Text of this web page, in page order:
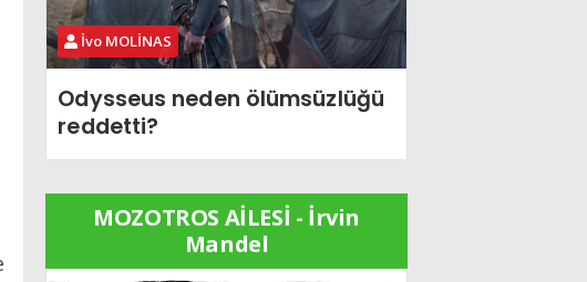
İvo MOLİNAS
Odysseus neden ölümsüzlüğü
reddetti?
MOZOTROS AİLESİ - İrvin
Mandel